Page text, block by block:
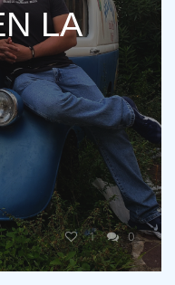
LA
1 0